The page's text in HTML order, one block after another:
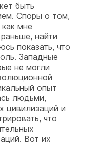
быть
Споры о том,
мне
найти
показать, что
Западные
не могли
опыт
людьми,
цивилизаций и
что
Вот их